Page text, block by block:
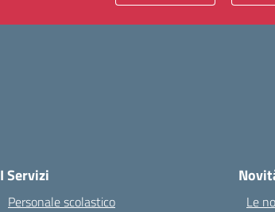
I Servizi
Personale scolastico
Le